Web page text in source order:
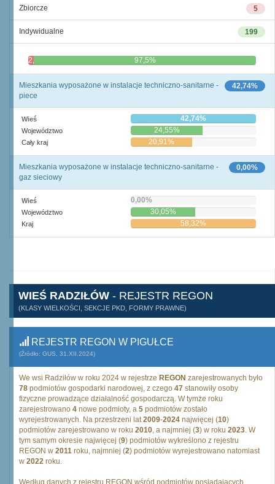
5
Zbiorcze
199
Indywidualne
2,5% 97,5%
42,74%
Mieszkania wyposażone w instalacje techniczno-sanitarne -
piece
Wieś 42,74%
Województwo 24,55%
Cały kraj 20,91%
0,00%
Mieszkania wyposażone w instalacje techniczno-sanitarne -
gaz sieciowy
Wieś 0,00%
Województwo 30,05%
Kraj 58,32%
WIEŚ RADZIŁÓW - REJESTR REGON
(KLASY WIELKOŚCI, SEKCJE PKD, FORMY PRAWNE)
REJESTR REGON W PIGUŁCE
(Źródło: GUS, 31.XII.2024)
We wsi Radziłów w roku 2024 w rejestrze REGON zarejestrowanych było
78 podmiotów gospodarki narodowej, z czego 47 stanowiły osoby
fizyczne prowadzące działalność gospodarczą. W tymże roku
zarejestrowano 4 nowe podmioty, a 5 podmiotów zostało
wyrejestrowanych. Na przestrzeni lat2009-2024 najwięcej (10)
podmiotów zarejestrowano w roku 2010, a najmniej (3) w roku 2023. W
tym samym okresie najwięcej (9) podmiotów wykreślono z rejestru
REGON w 2011 roku, najmniej (2) podmiotów wyrejestrowano natomiast
w 2022 roku.
Według danych z rejestru REGON wśród podmiotów posiadających